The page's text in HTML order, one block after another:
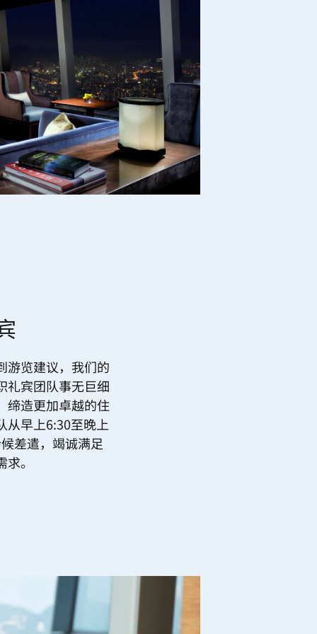
游览建议，我们的
礼宾团队事无巨细
缔造更加卓越的住
从早上6:30至晚上
差遣，竭诚满足
。